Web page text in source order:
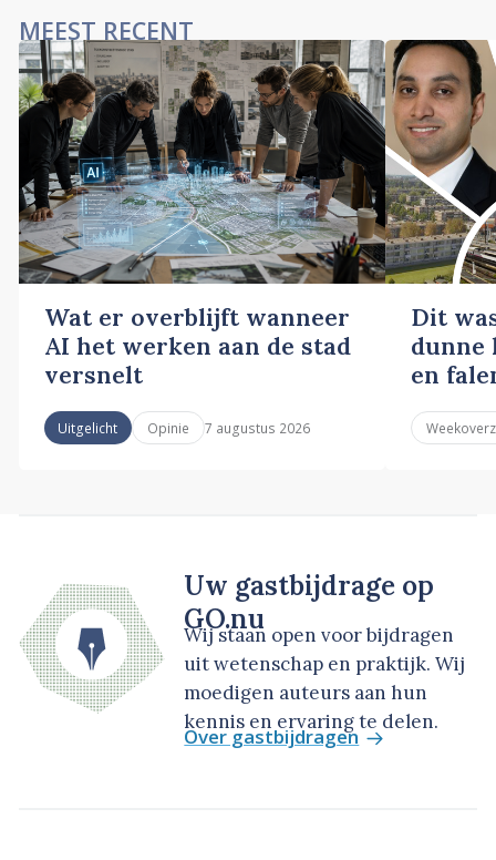
MEEST RECENT
Wat er overblijft wanneer
AI het werken aan de stad
versnelt
Uitgelicht Opinie 7 augustus 2026
Dit
dunne
en
Uw gastbijdrage op
GO.nu
Wij staan open voor bijdragen
uit wetenschap en praktijk. Wij
moedigen auteurs aan hun
kennis en ervaring te delen.
Over gastbijdragen